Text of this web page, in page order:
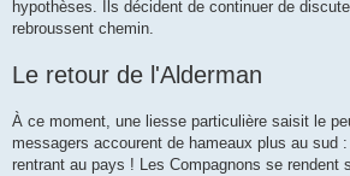
hypothèses. Ils décident de continuer de
rebroussent chemin.
Le retour de l'Alderman
À ce moment, une liesse particulière saisit le
messagers accourent de hameaux plus au sud
rentrant au pays ! Les Compagnons se rendent